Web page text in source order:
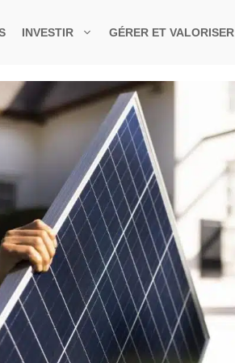
INVESTIR GÉRER ET VALORISER